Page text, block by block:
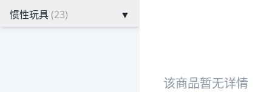
惯性玩具(23) ▼
该商品暂无详情